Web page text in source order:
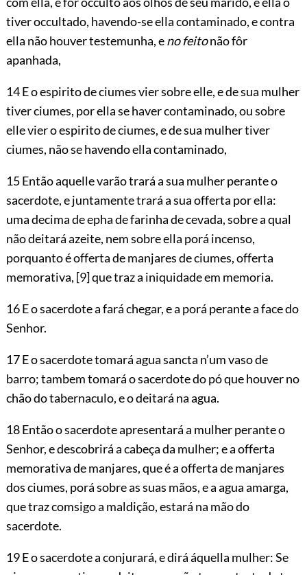
tiver occultado, havendo-se ella contaminado, e contra
ella não houver testemunha, eno feitonão fôr
apanhada,
14 E o espirito de ciumes vier sobre elle, e de sua mulher
tiver ciumes, por ella se haver contaminado, ou sobre
elle vier o espirito de ciumes, e de sua mulher tiver
ciumes, não se havendo ella contaminado,
15 Então aquelle varão trará a sua mulher perante o
sacerdote, e juntamente trará a sua offerta por ella:
uma decima de epha de farinha de cevada, sobre a qual
não deitará azeite, nem sobre ella porá incenso,
porquanto éofferta de manjares de ciumes, offerta
memorativa, [9]que traz a iniquidade em memoria.
16 E o sacerdote a fará chegar, e a porá perante a face do
Senhor.
17 E o sacerdote tomará agua sancta n’um vaso de
barro; tambem tomará o sacerdote do pó que houver no
chão do tabernaculo, e o deitará na agua.
18 Então o sacerdote apresentará a mulher perante o
Senhor, e descobrirá a cabeça da mulher; e a offerta
memorativa de manjares, que é a offerta de manjares
dos ciumes, porá sobre as suas mãos, e a agua amarga,
que traz comsigo a maldição, estará na mão do
sacerdote.
19 E o sacerdote a conjurará, e dirá áquella mulher: Se